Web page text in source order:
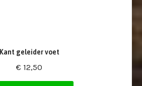
Kant geleider voet
€ 12,50